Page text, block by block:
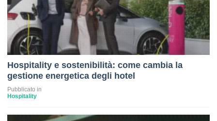
Hospitality e sostenibilità: come cambia la
gestione energetica degli hotel
Pubblicato in
Hospitality